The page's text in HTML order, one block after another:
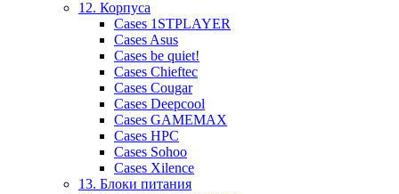
12. Корпуса
Cases 1STPLAYER
Cases Asus
Cases be quiet!
Cases Chieftec
Cases Cougar
Cases Deepcool
Cases GAMEMAX
Cases HPC
Cases Sohoo
Cases Xilence
13. Блоки питания